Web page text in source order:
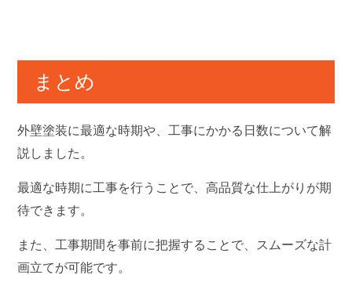
まとめ
外壁塗装に最適な時期や、工事にかかる日数について解
説しました。
最適な時期に工事を行うことで、高品質な仕上がりが期
待できます。
また、工事期間を事前に把握することで、スムーズな計
画立てが可能です。